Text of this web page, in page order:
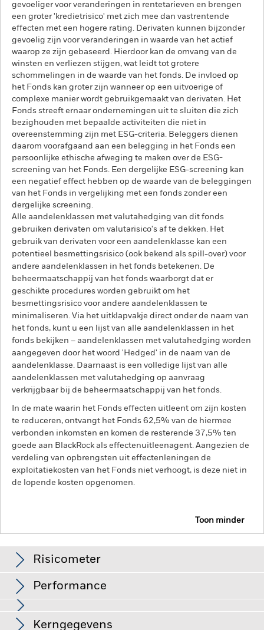
gevoeliger voor veranderingen in rentetarieven en brengen
een groter 'kredietrisico' met zich mee dan vastrentende
effecten met een hogere rating. Derivaten kunnen bijzonder
gevoelig zijn voor veranderingen in waarde van het actief
waarop ze zijn gebaseerd. Hierdoor kan de omvang van de
winsten en verliezen stijgen, wat leidt tot grotere
schommelingen in de waarde van het fonds. De invloed op
het Fonds kan groter zijn wanneer op een uitvoerige of
complexe manier wordt gebruikgemaakt van derivaten. Het
Fonds streeft ernaar ondernemingen uit te sluiten die zich
bezighouden met bepaalde activiteiten die niet in
overeenstemming zijn met ESG-criteria. Beleggers dienen
daarom voorafgaand aan een belegging in het Fonds een
persoonlijke ethische afweging te maken over de ESG-
screening van het Fonds. Een dergelijke ESG-screening kan
een negatief effect hebben op de waarde van de beleggingen
van het Fonds in vergelijking met een fonds zonder een
dergelijke screening.
Alle aandelenklassen met valutahedging van dit fonds
gebruiken derivaten om valutarisico's af te dekken. Het
gebruik van derivaten voor een aandelenklasse kan een
potentieel besmettingsrisico (ook bekend als spill-over) voor
andere aandelenklassen in het fonds betekenen. De
beheermaatschappij van het fonds waarborgt dat er
geschikte procedures worden gebruikt om het
besmettingsrisico voor andere aandelenklassen te
minimaliseren. Via het uitklapvakje direct onder de naam van
het fonds, kunt u een lijst van alle aandelenklassen in het
fonds bekijken – aandelenklassen met valutahedging worden
aangegeven door het woord 'Hedged' in de naam van de
aandelenklasse. Daarnaast is een volledige lijst van alle
aandelenklassen met valutahedging op aanvraag
verkrijgbaar bij de beheermaatschappij van het fonds.
In de mate waarin het Fonds effecten uitleent om zijn kosten
te reduceren, ontvangt het Fonds 62,5% van de hiermee
verbonden inkomsten en komen de resterende 37,5% ten
goede aan BlackRock als effectenuitleenagent. Aangezien de
verdeling van opbrengsten uit effectenleningen de
exploitatiekosten van het Fonds niet verhoogt, is deze niet in
de lopende kosten opgenomen.
Toon minder
Risicometer
Performance
Vastrentende effecten met een rating lager dan
Kerngegevens